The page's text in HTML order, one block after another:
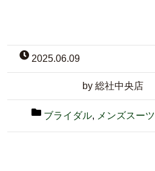
2025.06.09
by 総社中央店
ブライダル, メンズスーツ